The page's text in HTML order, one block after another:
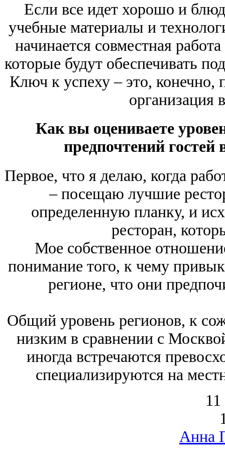
Если все идет хорошо и
учебные материалы и
начинается совместная
которые будут обеспечивать
Ключ к успеху – это, конечно,
организация
Как вы оцениваете
предпочтений гостей
Первое, что я делаю, когда
‒ посещаю лучшие
определенную планку, и
ресторан,
Мое собственное
понимание того, к чему
регионе, что они
Общий уровень регионов, к
низким в сравнении с
иногда встречаются
специализируются на
Анна